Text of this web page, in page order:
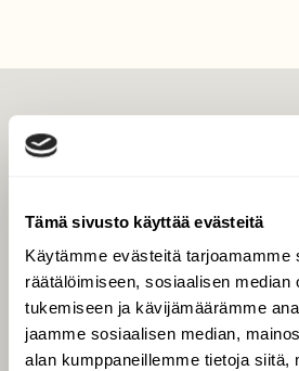
Tämä sivusto käyttää evästeitä
Käytämme evästeitä tarjoamamme
räätälöimiseen, sosiaalisen median
tukemiseen ja kävijämäärämme
jaamme sosiaalisen median,
alan kumppaneillemme tietoja siitä,
Tilaa
Tilaa